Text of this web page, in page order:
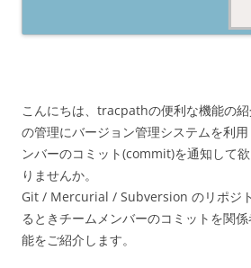
こんにちは、tracpathの便利な機能の
の管理にバージョン管理システムを利
ンバーのコミット(commit)を通知して
りませんか。
Git / Mercurial / Subversion のリポジ
るときチームメンバーのコミットを関
能をご紹介します。